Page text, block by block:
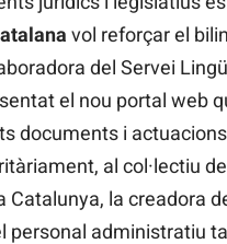
vol reforçar el
del Servei
el nou portal web
documents i
al col·lectiu
Catalunya, la creadora
personal administratiu